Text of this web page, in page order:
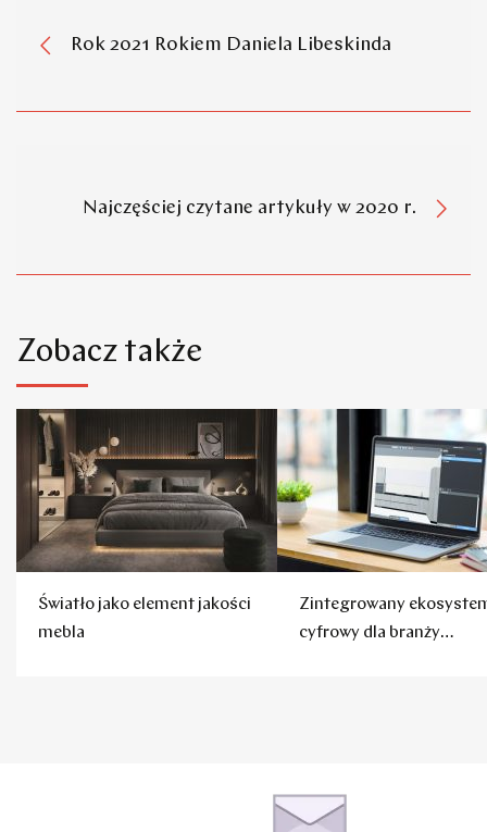
Rok 2021 Rokiem Daniela Libeskinda
Najczęściej czytane artykuły w 2020 r.
Zobacz także
Światło jako element jakości
mebla
Zintegrowany
cyfrowy dla branży